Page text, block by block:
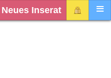
Neues Inserat